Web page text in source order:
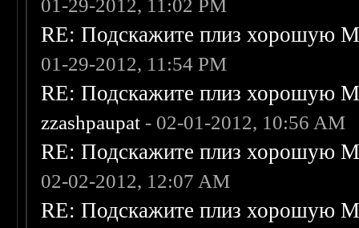
01-29-2012, 11:02 PM
RE: Подскажите плиз хорошую
01-29-2012, 11:54 PM
RE: Подскажите плиз хорошую
zzashpaupat - 02-01-2012, 10:56 AM
RE: Подскажите плиз хорошую
02-02-2012, 12:07 AM
RE: Подскажите плиз хорошую